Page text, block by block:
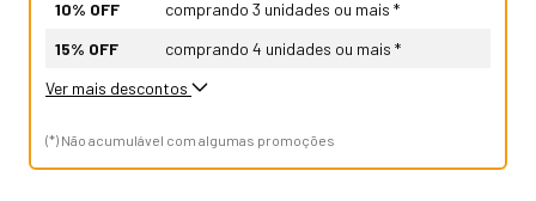
10% OFF
comprando 3 unidades ou mais *
15% OFF
comprando 4 unidades ou mais *
Ver mais descontos
(*) Não acumulável com algumas promoções